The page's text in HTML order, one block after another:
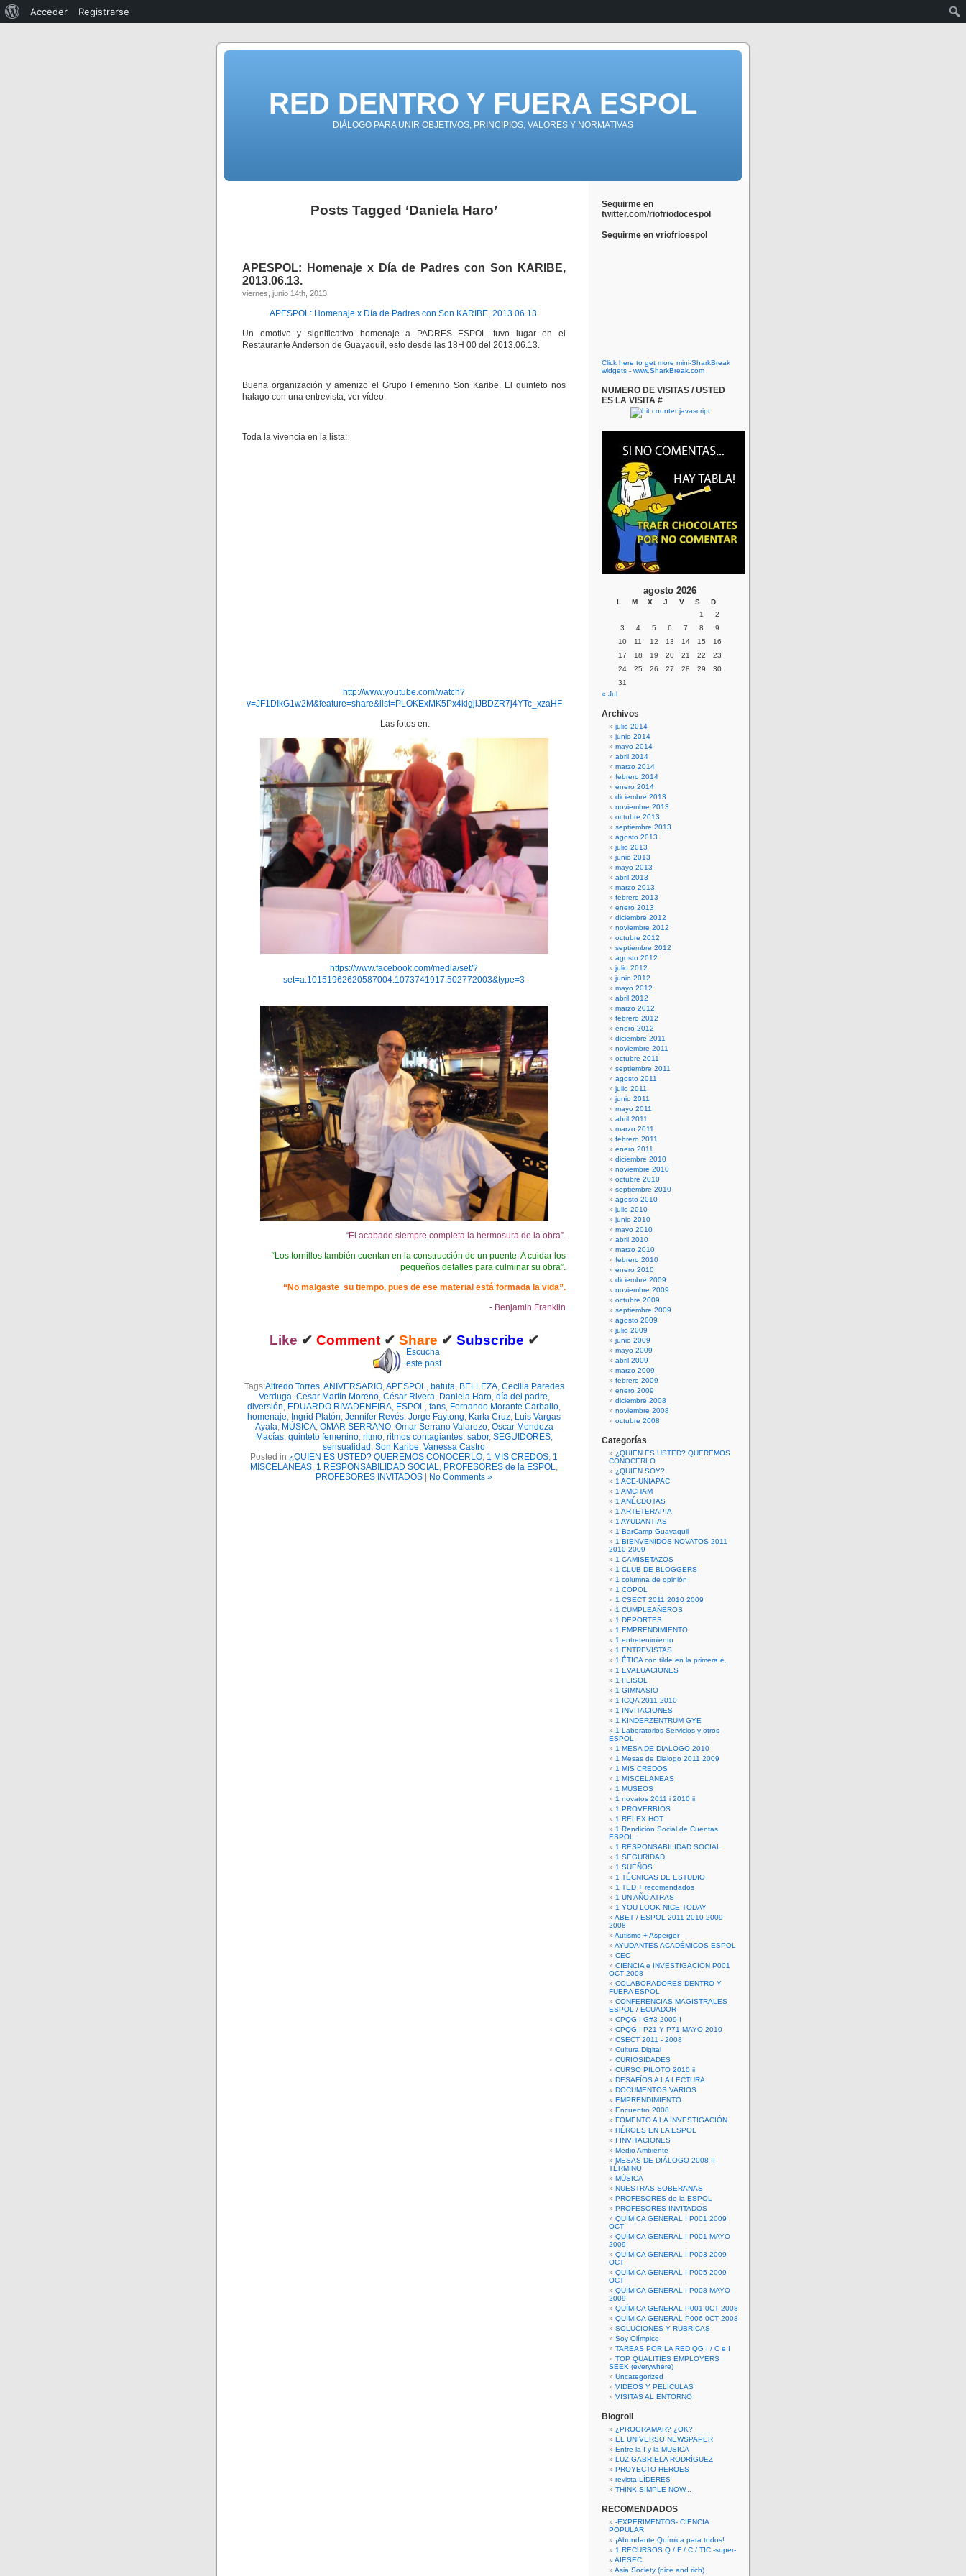
RED DENTRO Y FUERA ESPOL
DIÁLOGO PARA UNIR OBJETIVOS, PRINCIPIOS, VALORES Y NORMATIVAS
Posts Tagged ‘Daniela Haro’
APESPOL: Homenaje x Día de Padres con Son KARIBE,
2013.06.13.
viernes, junio 14th, 2013
APESPOL: Homenaje x Día de Padres con Son KARIBE, 2013.06.13.
Un emotivo y significativo homenaje a PADRES ESPOL tuvo lugar en el
Restaurante Anderson de Guayaquil, esto desde las 18H 00 del 2013.06.13.
Buena organización y amenizo el Grupo Femenino Son Karibe. El quinteto nos
halago con una entrevista, ver vídeo.
Toda la vivencia en la lista:
http://www.youtube.com/watch?
v=JF1DIkG1w2M&feature=share&list=PLOKExMK5Px4kigjlJBDZR7j4YTc_xzaHF
Las fotos en:
https://www.facebook.com/media/set/?
set=a.10151962620587004.1073741917.502772003&type=3
“El acabado siempre completa la hermosura de la obra”.
“Los tornillos también cuentan en la construcción de un puente. A cuidar los
pequeños detalles para culminar su obra”.
“No malgaste su tiempo, pues de ese material está formada la vida”.
- Benjamin Franklin
Like ✔ Comment✔ Share ✔ Subscribe ✔
Escucha
este post
Tags:Alfredo Torres,ANIVERSARIO,APESPOL, batuta, BELLEZA, Cecilia Paredes
Verduga, Cesar Martín Moreno, César Rivera, Daniela Haro, día del padre,
diversión, EDUARDO RIVADENEIRA, ESPOL, fans, Fernando Morante Carballo,
homenaje, Ingrid Platón, Jennifer Revés, Jorge Faytong, Karla Cruz, Luis Vargas
Ayala, MÚSICA, OMAR SERRANO, Omar Serrano Valarezo, Oscar Mendoza
Macías, quinteto femenino, ritmo, ritmos contagiantes, sabor, SEGUIDORES,
sensualidad , Son Karibe, Vanessa Castro
Posted in ¿QUIEN ES USTED? QUEREMOS CONOCERLO, 1 MIS CREDOS, 1
MISCELANEAS, 1 RESPONSABILIDAD SOCIAL, PROFESORES de la ESPOL,
PROFESORES INVITADOS
No Comments »
Seguirme en
twitter.com/riofriodocespol
Seguirme en vriofrioespol
Click here to get more mini-SharkBreak
widgets - www.SharkBreak.com
NUMERO DE VISITAS / USTED
ES LA VISITA #
agosto 2026
L M X J V S
D
1
2
3
4 5 6 7 8
9
10
11 12 13 14 15
16
17
18 19 20 21 22
23
24
25 26 27 28 29
30
31
« Jul
Archivos
julio 2014
junio 2014
mayo 2014
abril 2014
marzo 2014
febrero 2014
enero 2014
diciembre 2013
noviembre 2013
octubre 2013
septiembre 2013
agosto 2013
julio 2013
junio 2013
mayo 2013
abril 2013
marzo 2013
febrero 2013
enero 2013
diciembre 2012
noviembre 2012
octubre 2012
septiembre 2012
agosto 2012
julio 2012
junio 2012
mayo 2012
abril 2012
marzo 2012
febrero 2012
enero 2012
diciembre 2011
noviembre 2011
octubre 2011
septiembre 2011
agosto 2011
julio 2011
junio 2011
mayo 2011
abril 2011
marzo 2011
febrero 2011
enero 2011
diciembre 2010
noviembre 2010
octubre 2010
septiembre 2010
agosto 2010
julio 2010
junio 2010
mayo 2010
abril 2010
marzo 2010
febrero 2010
enero 2010
diciembre 2009
noviembre 2009
octubre 2009
septiembre 2009
agosto 2009
julio 2009
junio 2009
mayo 2009
abril 2009
marzo 2009
febrero 2009
enero 2009
diciembre 2008
noviembre 2008
octubre 2008
Categorías
¿QUIEN ES USTED? QUEREMOS
CONOCERLO
¿QUIEN SOY?
1 ACE-UNIAPAC
1 AMCHAM
1 ANÉCDOTAS
1 ARTETERAPIA
1 AYUDANTIAS
1 BarCamp Guayaquil
1 BIENVENIDOS NOVATOS 2011
2010 2009
1 CAMISETAZOS
1 CLUB DE BLOGGERS
1 columna de opinión
1 COPOL
1 CSECT 2011 2010 2009
1 CUMPLEAÑEROS
1 DEPORTES
1 EMPRENDIMIENTO
1 entretenimiento
1 ENTREVISTAS
1 ÉTICA con tilde en la primera é.
1 EVALUACIONES
1 FLISOL
1 GIMNASIO
1 ICQA 2011 2010
1 INVITACIONES
1 KINDERZENTRUM GYE
1 Laboratorios Servicios y otros
ESPOL
1 MESA DE DIALOGO 2010
1 Mesas de Dialogo 2011 2009
1 MIS CREDOS
1 MISCELANEAS
1 MUSEOS
1 novatos 2011 i 2010 ii
1 PROVERBIOS
1 RELEX HOT
1 Rendición Social de Cuentas
ESPOL
1 RESPONSABILIDAD SOCIAL
1 SEGURIDAD
1 SUEÑOS
1 TÉCNICAS DE ESTUDIO
1 TED + recomendados
1 UN AÑO ATRAS
1 YOU LOOK NICE TODAY
ABET / ESPOL 2011 2010 2009
2008
Autismo + Asperger
AYUDANTES ACADÉMICOS ESPOL
CEC
CIENCIA e INVESTIGACIÓN P001
OCT 2008
COLABORADORES DENTRO Y
FUERA ESPOL
CONFERENCIAS MAGISTRALES
ESPOL / ECUADOR
CPQG I G#3 2009 I
CPQG I P21 Y P71 MAYO 2010
CSECT 2011 - 2008
Cultura Digital
CURIOSIDADES
CURSO PILOTO 2010 ii
DESAFÍOS A LA LECTURA
DOCUMENTOS VARIOS
EMPRENDIMIENTO
Encuentro 2008
FOMENTO A LA INVESTIGACIÓN
HÉROES EN LA ESPOL
I INVITACIONES
Medio Ambiente
MESAS DE DIÁLOGO 2008 II
TÉRMINO
MÚSICA
NUESTRAS SOBERANAS
PROFESORES de la ESPOL
PROFESORES INVITADOS
QUÍMICA GENERAL I P001 2009
OCT
QUÍMICA GENERAL I P001 MAYO
2009
QUÍMICA GENERAL I P003 2009
OCT
QUÍMICA GENERAL I P005 2009
OCT
QUÍMICA GENERAL I P008 MAYO
2009
QUÍMICA GENERAL P001 0CT 2008
QUÍMICA GENERAL P006 0CT 2008
SOLUCIONES Y RUBRICAS
Soy Olímpico
TAREAS POR LA RED QG I / C e I
TOP QUALITIES EMPLOYERS
SEEK (everywhere)
Uncategorized
VIDEOS Y PELICULAS
VISITAS AL ENTORNO
Blogroll
¿PROGRAMAR? ¿OK?
EL UNIVERSO NEWSPAPER
Entre la I y la MUSICA
LUZ GABRIELA RODRÍGUEZ
PROYECTO HÉROES
revista LÍDERES
THINK SIMPLE NOW...
RECOMENDADOS
-EXPERIMENTOS- CIENCIA
POPULAR
¡Abundante Química para todos!
1 RECURSOS Q / F / C / TIC -super-
AIESEC
Asia Society (nice and rich)
Acceder Registrarse